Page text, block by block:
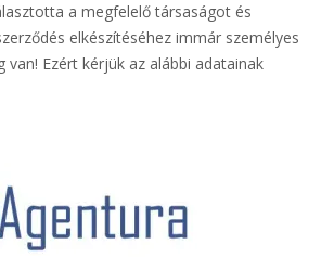
a megfelelő társaságot és
elkészítéséhez immár személyes
van! Ezért kérjük az alábbi adatainak